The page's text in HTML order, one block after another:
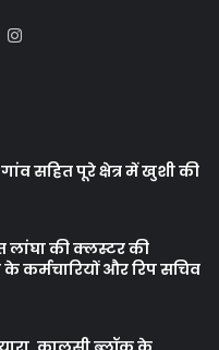
YouTube
सहित पूरे क्षेत्र में खुशी की
की क्लस्टर की
और रिप सचिव